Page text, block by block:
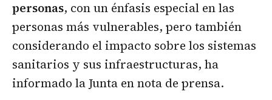
personas, con un énfasis especial en las
personas más vulnerables, pero también
considerando el impacto sobre los sistemas
sanitarios y sus infraestructuras, ha
informado la Junta en nota de prensa.